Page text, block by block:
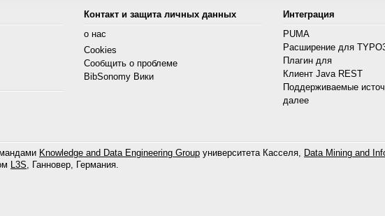
Контакт и защита личных данных
о нас
Cookies
Сообщить о проблеме
BibSonomy Вики
Интеграция
PUMA
Расширение для
Плагин для
Клиент Java REST
Поддерживаемые
далее
Knowledge and Data Engineering Group университета Касселя, Data Mining and
L3S, Ганновер, Германия.